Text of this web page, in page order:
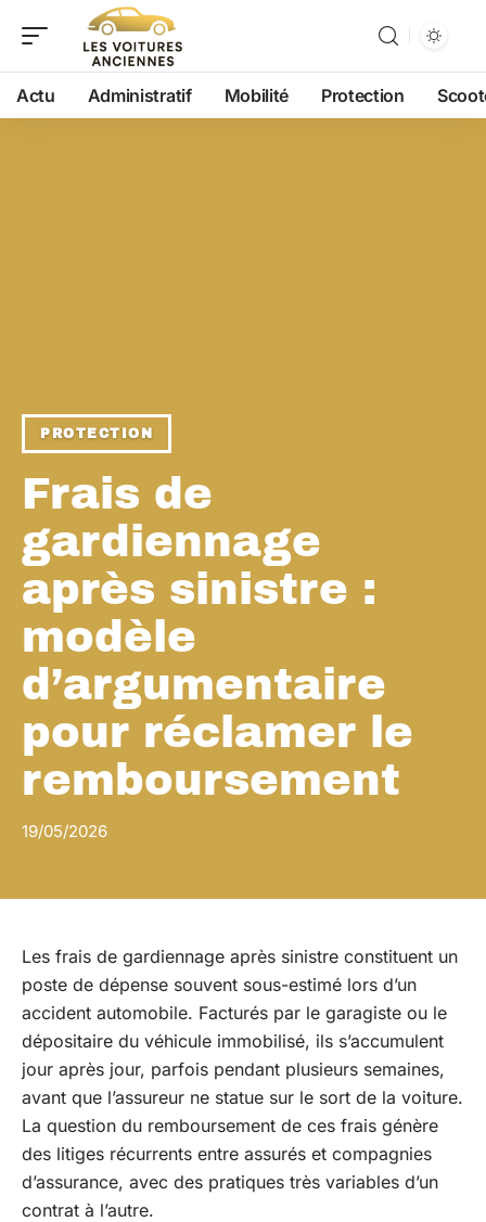
Actu Administratif Mobilité Protection
PROTECTION
Frais de
gardiennage
après sinistre :
modèle
d’argumentaire
pour réclamer le
remboursement
19/05/2026
Les frais de gardiennage après sinistre constituent un
poste de dépense souvent sous-estimé lors d’un
accident automobile. Facturés par le garagiste ou le
dépositaire du véhicule immobilisé, ils s’accumulent
jour après jour, parfois pendant plusieurs semaines,
avant que l’assureur ne statue sur le sort de la voiture.
La question du remboursement de ces frais génère
des litiges récurrents entre assurés et compagnies
d’assurance, avec des pratiques très variables d’un
contrat à l’autre.